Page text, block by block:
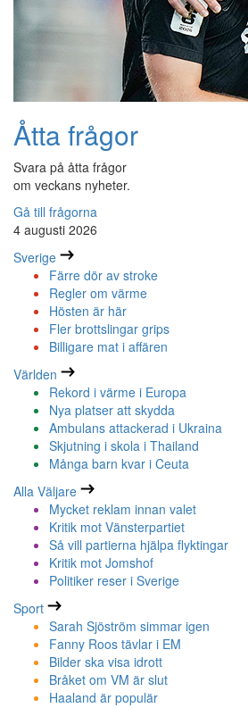
Åtta frågor
Svara på åtta frågor
om veckans nyheter.
Gå till frågorna
4 augusti 2026
Sverige
Färre dör av stroke
Regler om värme
Hösten är här
Fler brottslingar grips
Billigare mat i affären
Världen
Rekord i värme i Europa
Nya platser att skydda
Ambulans attackerad i Ukraina
Skjutning i skola i Thailand
Många barn kvar i Ceuta
Alla Väljare
Mycket reklam innan valet
Kritik mot Vänsterpartiet
Så vill partierna hjälpa flyktingar
Kritik mot Jomshof
Politiker reser i Sverige
Sport
Sarah Sjöström simmar igen
Fanny Roos tävlar i EM
Bilder ska visa idrott
Bråket om VM är slut
Haaland är populär